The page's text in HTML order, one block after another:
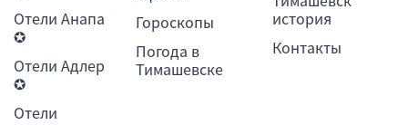
Отели Анапа
✪
Отели Адлер
✪
Отели
Гороскопы
Погода в
Тимашевске
история
Контакты